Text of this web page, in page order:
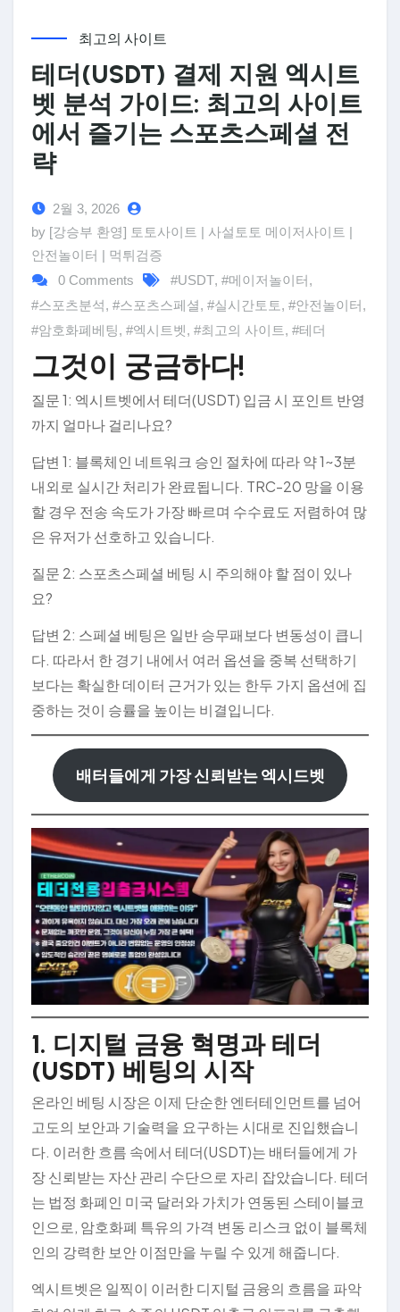
최고의 사이트
테더(USDT) 결제 지원 엑시트
벳 분석 가이드: 최고의 사이트
에서 즐기는 스포츠스페셜 전
략
2월 3, 2026
by [강승부 환영] 토토사이트 | 사설토토 메이저사이트 |
안전놀이터 | 먹튀검증
0 Comments
#USDT, #메이저놀이터,
#스포츠분석, #스포츠스페셜, #실시간토토, #안전놀이터,
#암호화폐베팅, #엑시트벳, #최고의 사이트, #테더
그것이 궁금하다!
질문 1: 엑시트벳에서 테더(USDT) 입금 시 포인트 반영
까지 얼마나 걸리나요?
답변 1: 블록체인 네트워크 승인 절차에 따라 약 1~3분
내외로 실시간 처리가 완료됩니다. TRC-20 망을 이용
할 경우 전송 속도가 가장 빠르며 수수료도 저렴하여 많
은 유저가 선호하고 있습니다.
질문 2: 스포츠스페셜 베팅 시 주의해야 할 점이 있나
요?
답변 2: 스페셜 베팅은 일반 승무패보다 변동성이 큽니
다. 따라서 한 경기 내에서 여러 옵션을 중복 선택하기
보다는 확실한 데이터 근거가 있는 한두 가지 옵션에 집
중하는 것이 승률을 높이는 비결입니다.
배터들에게 가장 신뢰받는 엑시드벳
1. 디지털 금융 혁명과 테더
(USDT) 베팅의 시작
온라인 베팅 시장은 이제 단순한 엔터테인먼트를 넘어
고도의 보안과 기술력을 요구하는 시대로 진입했습니
다. 이러한 흐름 속에서 테더(USDT)는 배터들에게 가
장 신뢰받는 자산 관리 수단으로 자리 잡았습니다. 테더
는 법정 화폐인 미국 달러와 가치가 연동된 스테이블코
인으로, 암호화폐 특유의 가격 변동 리스크 없이 블록체
인의 강력한 보안 이점만을 누릴 수 있게 해줍니다.
엑시트벳은 일찍이 이러한 디지털 금융의 흐름을 파악